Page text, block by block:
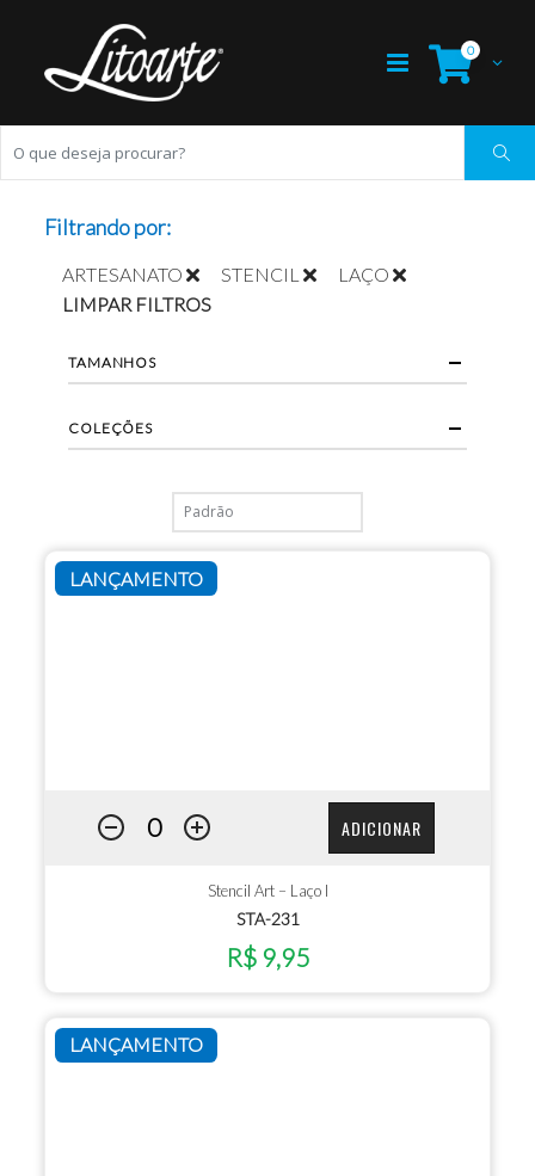
0
LANÇAMENTO
ADICIONAR
Stencil Art – Laço I
STA-231
R$ 9,95
LANÇAMENTO
Filtrando por:
ARTESANATO STENCIL
LAÇO
LIMPAR FILTROS
TAMANHOS
COLEÇÕES